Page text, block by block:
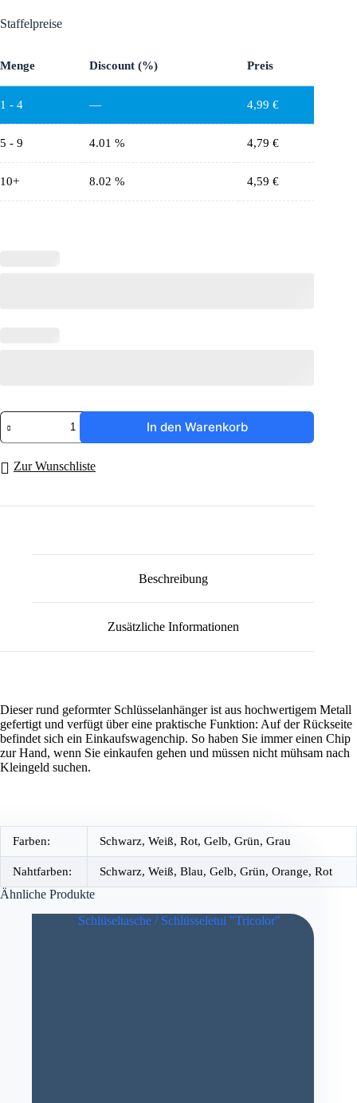
Staffelpreise
Menge Discount (%) Preis
1 - 4 — 4,99 €
5 - 9 4.01 % 4,79 €
10+ 8.02 % 4,59 €
Schlüsselanhänger
"MRS"
Menge
In den Warenkorb
Zur Wunschliste
Beschreibung
Zusätzliche Informationen
Dieser rund geformter Schlüsselanhänger ist aus hochwertigem Metall
gefertigt und verfügt über eine praktische Funktion: Auf der Rückseite
befindet sich ein Einkaufswagenchip. So haben Sie immer einen Chip
zur Hand, wenn Sie einkaufen gehen und müssen nicht mühsam nach
Kleingeld suchen.
Farben: Schwarz, Weiß, Rot, Gelb, Grün, Grau
Nahtfarben: Schwarz, Weiß, Blau, Gelb, Grün, Orange, Rot
Ähnliche Produkte